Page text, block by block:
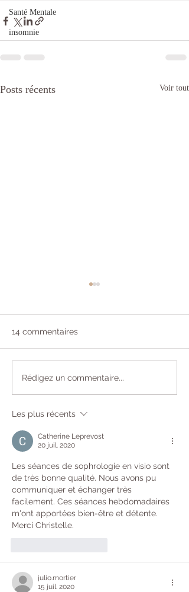
Santé Mentale
insomnie
Posts récents Voir tout
🌙 Journée Mondiale du
Sommeil 2026 : charge
sommeil - Comment
pense trop, pour mieux
14 commentaires
Rédigez un commentaire...
Les plus récents
Catherine Leprevost
20 juil. 2020
Les séances de sophrologie en visio sont
de très bonne qualité. Nous avons pu
communiquer et échanger très
facilement. Ces séances hebdomadaires
m'ont apportées bien-être et détente.
Merci Christelle.
julio.mortier
15 juil. 2020